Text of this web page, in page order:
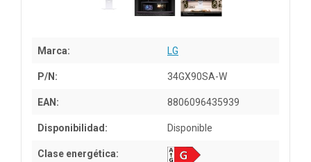
Marca: LG
P/N: 34GX90SA-W
EAN: 8806096435939
Disponibilidad: Disponible
Clase energética: